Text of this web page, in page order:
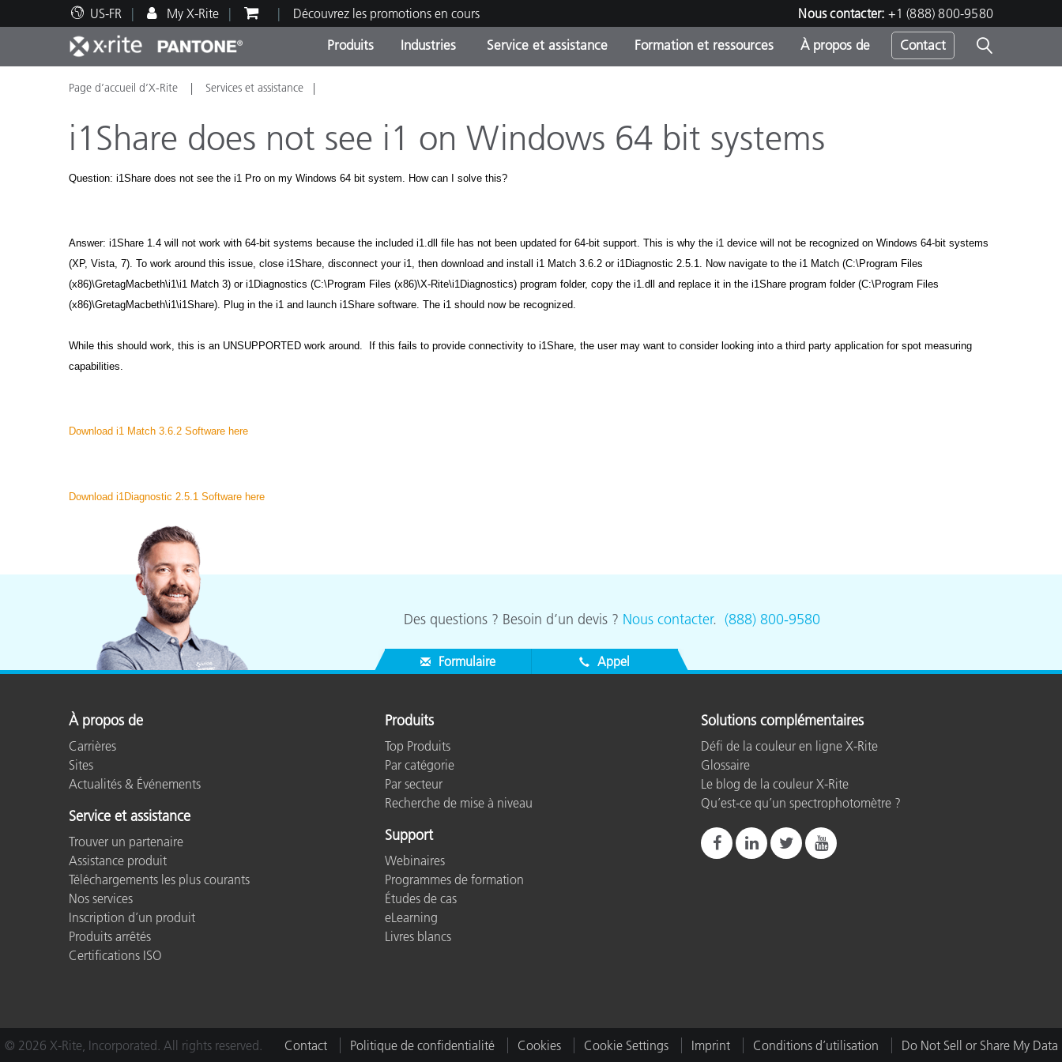
US-FR My X-Rite Découvrez les promotions en cours Nous contacter: +1 (888) 800-9580
Produits
Top Produits
Promotions et Ventes Flash
Industries
Impression et Emballage
Automobile
Plastiques
Fabricants de Produits
Food Color Measurement
Électronique Grand Public
Service et assistance
Assistance technique
Formation et ressources
Ressources éducatives
À propos de Contact
Page d’accueil d’X-Rite Services et assistance
i1Share does not see i1 on Windows 64 bit systems
Question: i1Share does not see the i1 Pro on my Windows 64 bit system. How can I solve this?
Answer: i1Share 1.4 will not work with 64-bit systems because the included i1.dll file has not been updated for 64-bit support. This is why the i1 device will not be recognized on Windows 64-bit systems
(XP, Vista, 7). To work around this issue, close i1Share, disconnect your i1, then download and install i1 Match 3.6.2 or i1Diagnostic 2.5.1. Now navigate to the i1 Match (C:\Program Files
(x86)\GretagMacbeth\i1\i1 Match 3) or i1Diagnostics (C:\Program Files (x86)\X-Rite\i1Diagnostics) program folder, copy the i1.dll and replace it in the i1Share program folder (C:\Program Files
(x86)\GretagMacbeth\i1\i1Share). Plug in the i1 and launch i1Share software. The i1 should now be recognized.
While this should work, this is an UNSUPPORTED work around. If this fails to provide connectivity to i1Share, the user may want to consider looking into a third party application for spot measuring
capabilities.
Download i1 Match 3.6.2 Software here
Download i1Diagnostic 2.5.1 Software here
Des questions ? Besoin d’un devis ? Nous contacter. (888) 800-9580
Formulaire Appel
À propos de
Carrières
Sites
Actualités & Événements
Service et assistance
Trouver un partenaire
Assistance produit
Téléchargements les plus courants
Nos services
Inscription d’un produit
Produits arrêtés
Certifications ISO
Produits
Top Produits
Par catégorie
Par secteur
Recherche de mise à niveau
Support
Webinaires
Programmes de formation
Études de cas
eLearning
Livres blancs
Solutions complémentaires
Défi de la couleur en ligne X-Rite
Glossaire
Le blog de la couleur X-Rite
Qu’est-ce qu’un spectrophotomètre ?
© 2026 X-Rite, Incorporated. All rights reserved. Contact Politique de confidentialité Cookies Cookie Settings Imprint Conditions d’utilisation Do Not Sell or Share My Data